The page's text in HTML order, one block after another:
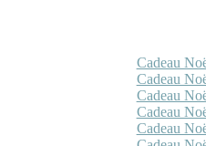
Cadeau
Cadeau
Cadeau
Cadeau
Cadeau